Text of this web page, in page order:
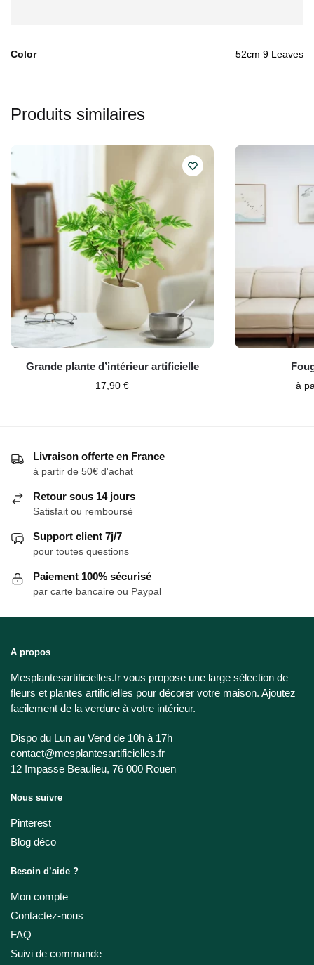
Color 52cm 9 Leaves
Produits similaires
Grande plante d’intérieur artificielle
17,90 € à
Livraison offerte en France
à partir de 50€ d'achat
Retour sous 14 jours
Satisfait ou remboursé
Support client 7j/7
pour toutes questions
Paiement 100% sécurisé
par carte bancaire ou Paypal
A propos
Mesplantesartificielles.fr vous propose une large sélection de
fleurs et plantes artificielles pour décorer votre maison. Ajoutez
facilement de la verdure à votre intérieur.
Dispo du Lun au Vend de 10h à 17h
contact@mesplantesartificielles.fr
12 Impasse Beaulieu, 76 000 Rouen
Nous suivre
Pinterest
Blog déco
Besoin d’aide ?
Mon compte
Contactez-nous
FAQ
Suivi de commande